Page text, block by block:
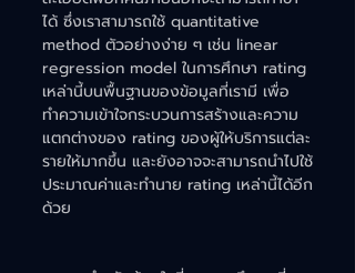
ได้ ซึ่งเราสามารถใช้ quantitative
method ตัวอย่างง่าย ๆ เช่น linear
regression model ในการศึกษา rating
เหล่านี้บนพื้นฐานของข้อมูลที่เรามี เพื่อ
ทำความเข้าใจกระบวนการสร้างและความ
แตกต่างของ rating ของผู้ให้บริการแต่ละ
รายให้มากขึ้น และยังอาจจะสามารถนำไปใช้
ประมาณค่าและทำนาย rating เหล่านี้ได้อีก
ด้วย